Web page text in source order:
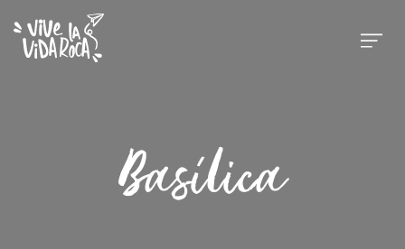
Basílica